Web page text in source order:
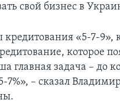
свой бизнес в
«5-7-9»,
которое
главная задача – до
7%», – сказал